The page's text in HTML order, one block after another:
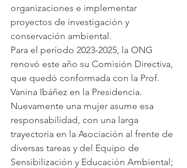
organizaciones e implementar
proyectos de investigación y
conservación ambiental.
Para el período 2023-2025, la ONG
renovó este año su Comisión Directiva,
que quedó conformada con la Prof.
Vanina Ibáñez en la Presidencia.
Nuevamente una mujer asume esa
responsabilidad, con una larga
trayectoria en la Asociación al frente de
diversas tareas y del Equipo de
Sensibilización y Educación Ambiental;